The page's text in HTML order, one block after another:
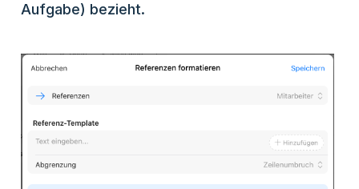
Aufgabe) bezieht.